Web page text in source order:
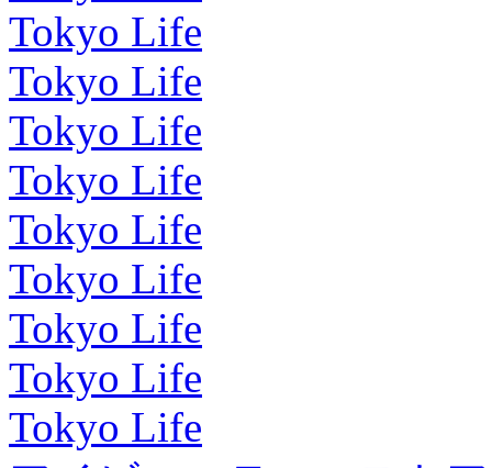
Tokyo Life
Tokyo Life
Tokyo Life
Tokyo Life
Tokyo Life
Tokyo Life
Tokyo Life
Tokyo Life
Tokyo Life